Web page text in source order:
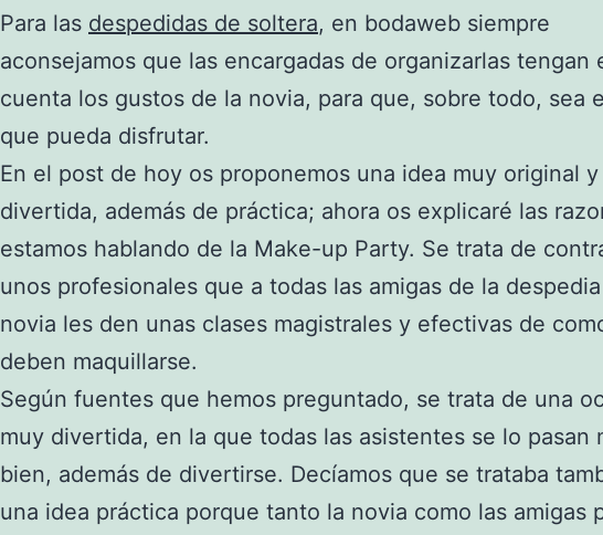
Para las despedidas de soltera, en bodaweb siempre
aconsejamos que las encargadas de organizarlas tengan
cuenta los gustos de la novia, para que, sobre todo, sea
que pueda disfrutar.
En el post de hoy os proponemos una idea muy original y
divertida, además de práctica; ahora os explicaré las
estamos hablando de la Make-up Party. Se trata de
unos profesionales que a todas las amigas de la
novia les den unas clases magistrales y efectivas de
deben maquillarse.
Según fuentes que hemos preguntado, se trata de una
muy divertida, en la que todas las asistentes se lo pasan
bien, además de divertirse. Decíamos que se trataba
una idea práctica porque tanto la novia como las amigas